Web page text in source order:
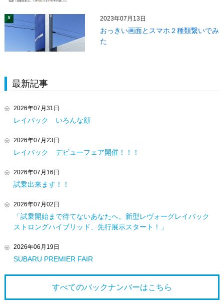
5 2023年07月13日
おっきい画面とスマホ２種類繋いでみ
た
最新記事
2026年07月31日
レイバック いろんな顔
2026年07月23日
レイバック デビューフェア開催！！！
2026年07月16日
試乗出来ます！！
2026年07月02日
「試乗開始まで待てないあなたへ。新型レヴォーグレイバック
ストロングハイブリッド、先行展示スタート！」
2026年06月19日
SUBARU PREMIER FAIR
すべてのバックナンバーはこちら